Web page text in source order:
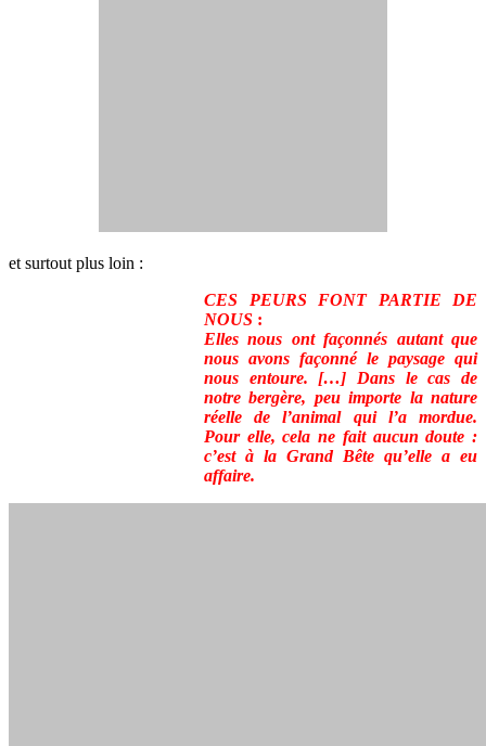
et surtout plus loin :
CES PEURS FONT PARTIE DE
NOUS :
Elles nous ont façonnés autant que
nous avons façonné le paysage qui
nous entoure. […] Dans le cas de
notre bergère, peu importe la nature
réelle de l’animal qui l’a mordue.
Pour elle, cela ne fait aucun doute :
c’est à la Grand Bête qu’elle a eu
affaire.